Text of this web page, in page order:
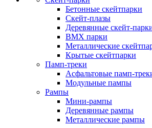
Бетонные скейтпарки
Скейт‑плазы
Деревянные
BMX парки
Металлические
Крытые скейтпарки
Памп‑треки
Асфальтовые
Модульные пампы
Рампы
Мини-рампы
Деревянные рампы
Металлические рампы